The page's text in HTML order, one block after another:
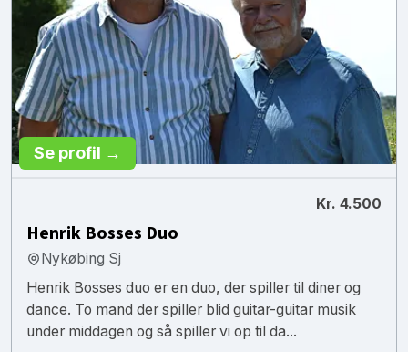
Se profil →
Kr. 4.500
Henrik Bosses Duo
Nykøbing Sj
Henrik Bosses duo er en duo, der spiller til diner og
dance. To mand der spiller blid guitar-guitar musik
under middagen og så spiller vi op til da...